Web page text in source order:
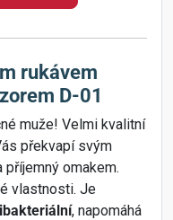
rukávem
D-01
muže! Velmi kvalitní
překvapí svým
příjemný omakem.
vlastnosti. Je
, napomáhá